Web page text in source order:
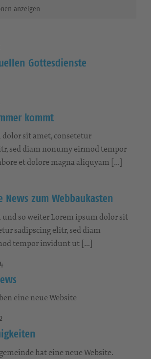
Gottesdienste
kommt
sit amet, consetetur
sed diam nonumy eirmod tempor
et dolore magna aliquyam […]
News zum Webbaukasten
so weiter Lorem ipsum dolor sit
sadipscing elitr, sed diam
tempor invidunt ut […]
eine neue Website
hat eine neue Website.
anzeigen